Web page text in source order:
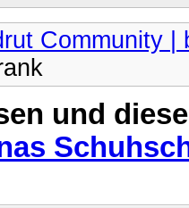
Community |
und